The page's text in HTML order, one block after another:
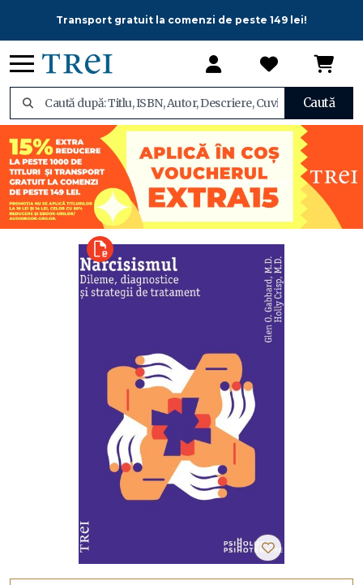
Transport gratuit la comenzi de peste 149 lei!
Caută